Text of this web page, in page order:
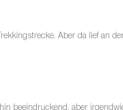
Aber da lief an